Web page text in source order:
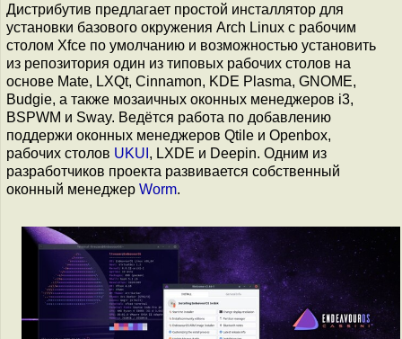
Дистрибутив предлагает простой инсталлятор для
установки базового окружения Arch Linux с рабочим
столом Xfce по умолчанию и возможностью установить
из репозитория один из типовых рабочих столов на
основе Mate, LXQt, Cinnamon, KDE Plasma, GNOME,
Budgie, а также мозаичных оконных менеджеров i3,
BSPWM и Sway. Ведётся работа по добавлению
поддержи оконных менеджеров Qtile и Openbox,
рабочих столов UKUI , LXDE и Deepin. Одним из
разработчиков проекта развивается собственный
оконный менеджер Worm.